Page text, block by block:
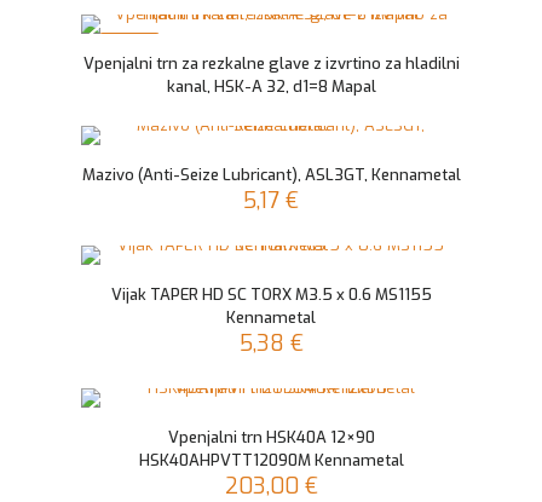
Vpenjalni trn za rezkalne glave z izvrtino za hladilni
kanal, HSK-A 32, d1=8 Mapal
Mazivo (Anti-Seize Lubricant), ASL3GT, Kennametal
5,17 €
Vijak TAPER HD SC TORX M3.5 x 0.6 MS1155
Kennametal
5,38 €
Vpenjalni trn HSK40A 12×90
HSK40AHPVTT12090M Kennametal
203,00 €